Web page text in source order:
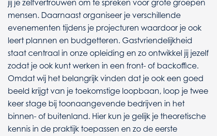
jij je zelfvertrouwen om te spreken voor grote groepen
mensen. Daarnaast organiseer je verschillende
evenementen tijdens je projecturen waardoor je ook
leert plannen en budgetteren. Gastvriendelijkheid
staat centraal in onze opleiding en zo ontwikkel jij jezelf
zodat je ook kunt werken in een front- of backoffice.
Omdat wij het belangrijk vinden dat je ook een goed
beeld krijgt van je toekomstige loopbaan, loop je twee
keer stage bij toonaangevende bedrijven in het
binnen- of buitenland. Hier kun je gelijk je theoretische
kennis in de praktijk toepassen en zo de eerste